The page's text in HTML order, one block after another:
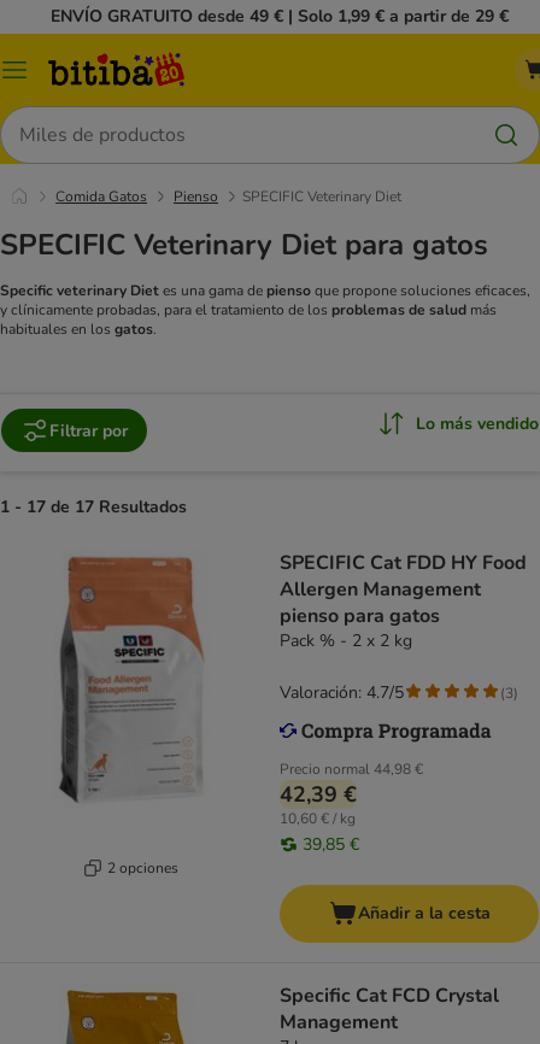
ENVÍO GRATUITO desde 49 € | Solo 1,99 € a partir de 29 €
Menú
Buscar
Comida Gatos Pienso SPECIFIC Veterinary Diet
SPECIFIC Veterinary Diet para gatos
Specific veterinary Dietes una gama de piensoque propone soluciones eficaces,
y clínicamente probadas, para el tratamiento de los problemas de salud más
habituales en los gatos.
Filtrar por Lo más vendido
1 - 17 de 17 Resultados
2 opciones
SPECIFIC Cat FDD HY Food
Allergen Management
pienso para gatos
Pack % - 2 x 2 kg
Precio normal44,98 €
42,39 €
10,60 € / kg
39,85 €
Valoración: 4.7/5 (3)
Añadir a la cesta
Specific Cat FCD Crystal
Management